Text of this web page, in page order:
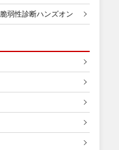
弱性診断ハンズオン